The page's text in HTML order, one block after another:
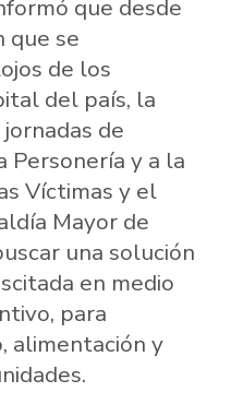
que desde
que se
de los
del país, la
de
Personería y a la
Víctimas y el
Mayor de
una solución
en medio
para
alimentación y